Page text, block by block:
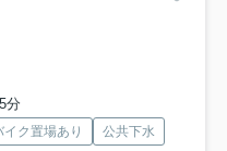
分
イク置場あり 公共下水